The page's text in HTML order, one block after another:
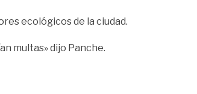
ecológicos de la ciudad.
multas» dijo Panche.